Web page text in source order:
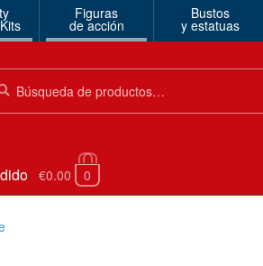
Figuras
de acción
Bustos
y estatuas
€0.00 0